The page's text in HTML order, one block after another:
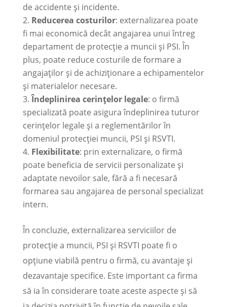
de accidente și incidente.
Reducerea costurilor: externalizarea poate
fi mai economică decât angajarea unui întreg
departament de protecție a muncii și PSI. În
plus, poate reduce costurile de formare a
angajaților și de achiziționare a echipamentelor
și materialelor necesare.
Îndeplinirea cerințelor legale: o firmă
specializată poate asigura îndeplinirea tuturor
cerințelor legale și a reglementărilor în
domeniul protecției muncii, PSI și RSVTI.
Flexibilitate: prin externalizare, o firmă
poate beneficia de servicii personalizate și
adaptate nevoilor sale, fără a fi necesară
formarea sau angajarea de personal specializat
intern.
În concluzie, externalizarea serviciilor de
protecție a muncii, PSI și RSVTI poate fi o
opțiune viabilă pentru o firmă, cu avantaje și
dezavantaje specifice. Este important ca firma
să ia în considerare toate aceste aspecte și să